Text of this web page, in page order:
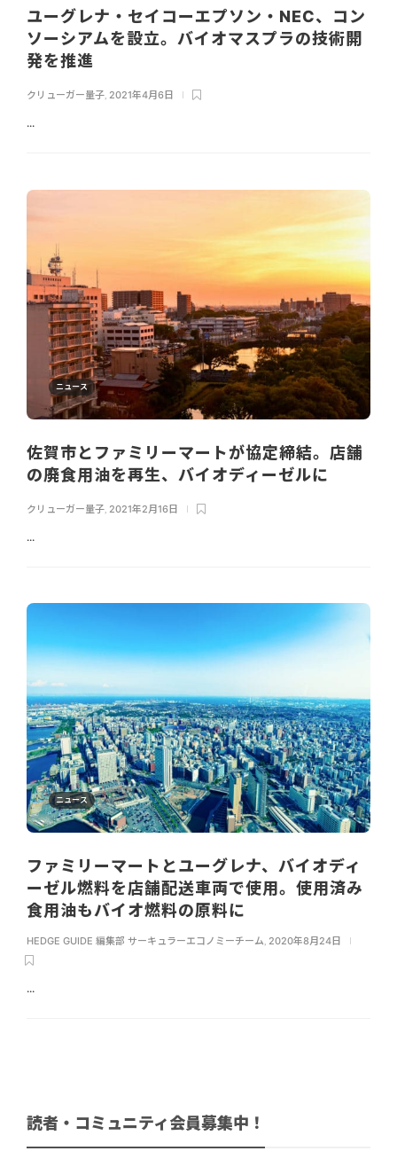
ユーグレナ・セイコーエプソン・NEC、コン
ソーシアムを設立。バイオマスプラの技術開
発を推進
クリューガー量子, 2021年4月6日
...
ニュース
佐賀市とファミリーマートが協定締結。店舗
の廃食用油を再生、バイオディーゼルに
クリューガー量子, 2021年2月16日
...
ニュース
ファミリーマートとユーグレナ、バイオディ
ーゼル燃料を店舗配送車両で使用。使用済み
食用油もバイオ燃料の原料に
HEDGE GUIDE 編集部 サーキュラーエコノミーチーム, 2020年8月24日
...
読者・コミュニティ会員募集中！